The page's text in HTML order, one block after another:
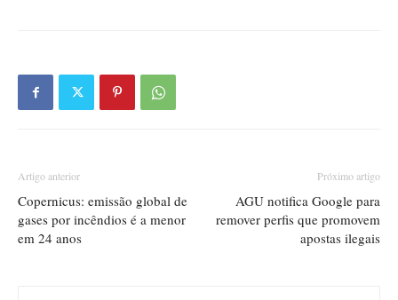
Artigo anterior
Copernicus: emissão global de
gases por incêndios é a menor
em 24 anos
Próximo artigo
AGU notifica Google para
remover perfis que promovem
apostas ilegais